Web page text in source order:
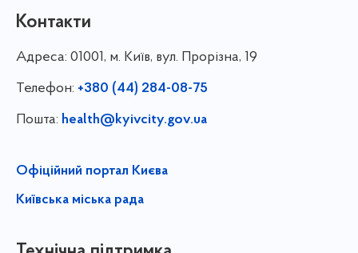
Контакти
Адреса: 01001, м. Київ, вул. Прорізна, 19
Телефон: +380 (44) 284-08-75
Пошта: health@kyivcity.gov.ua
Офіційний портал Києва
Київська міська рада